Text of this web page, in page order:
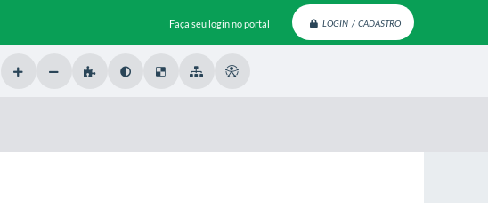
Faça seu login no portal LOGIN / CADASTRO